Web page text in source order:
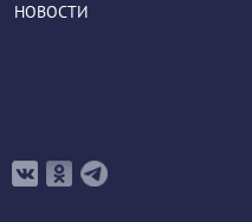
НОВОСТИ